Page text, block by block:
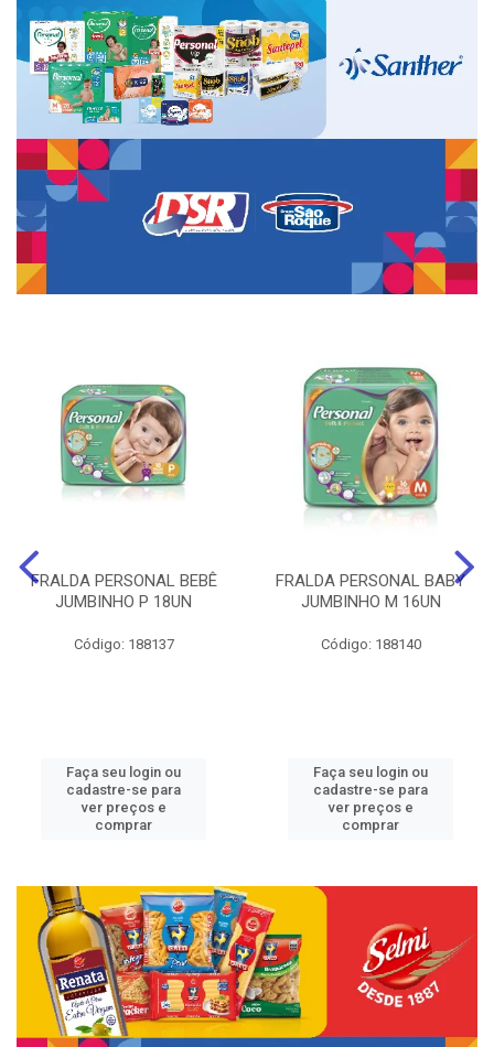
FRALDA PERSONAL BEBÊ
JUMBINHO P 18UN
Código: 188137
Faça seu login ou
cadastre-se para
ver preços e
comprar
FRALDA PERSONAL BABY
JUMBINHO M 16UN
Código: 188140
Faça seu login ou
cadastre-se para
ver preços e
comprar